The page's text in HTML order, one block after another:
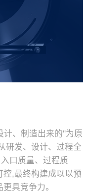
计、制造出来的"为原
研发、设计、过程全
口质量、过程质
控,最终构建成以以预
具竞争力。